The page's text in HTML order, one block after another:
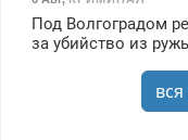
Под Волгоградом
за убийство из